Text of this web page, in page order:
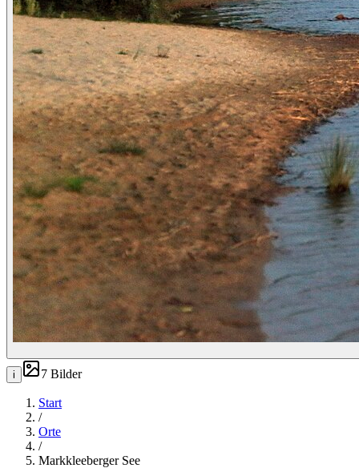
i 7 Bilder
Start
/
Orte
/
Markkleeberger See